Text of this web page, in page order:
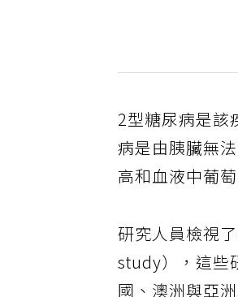
2型糖尿病是該
病是由胰臟無
高和血液中葡
研究人員檢視
study），這些